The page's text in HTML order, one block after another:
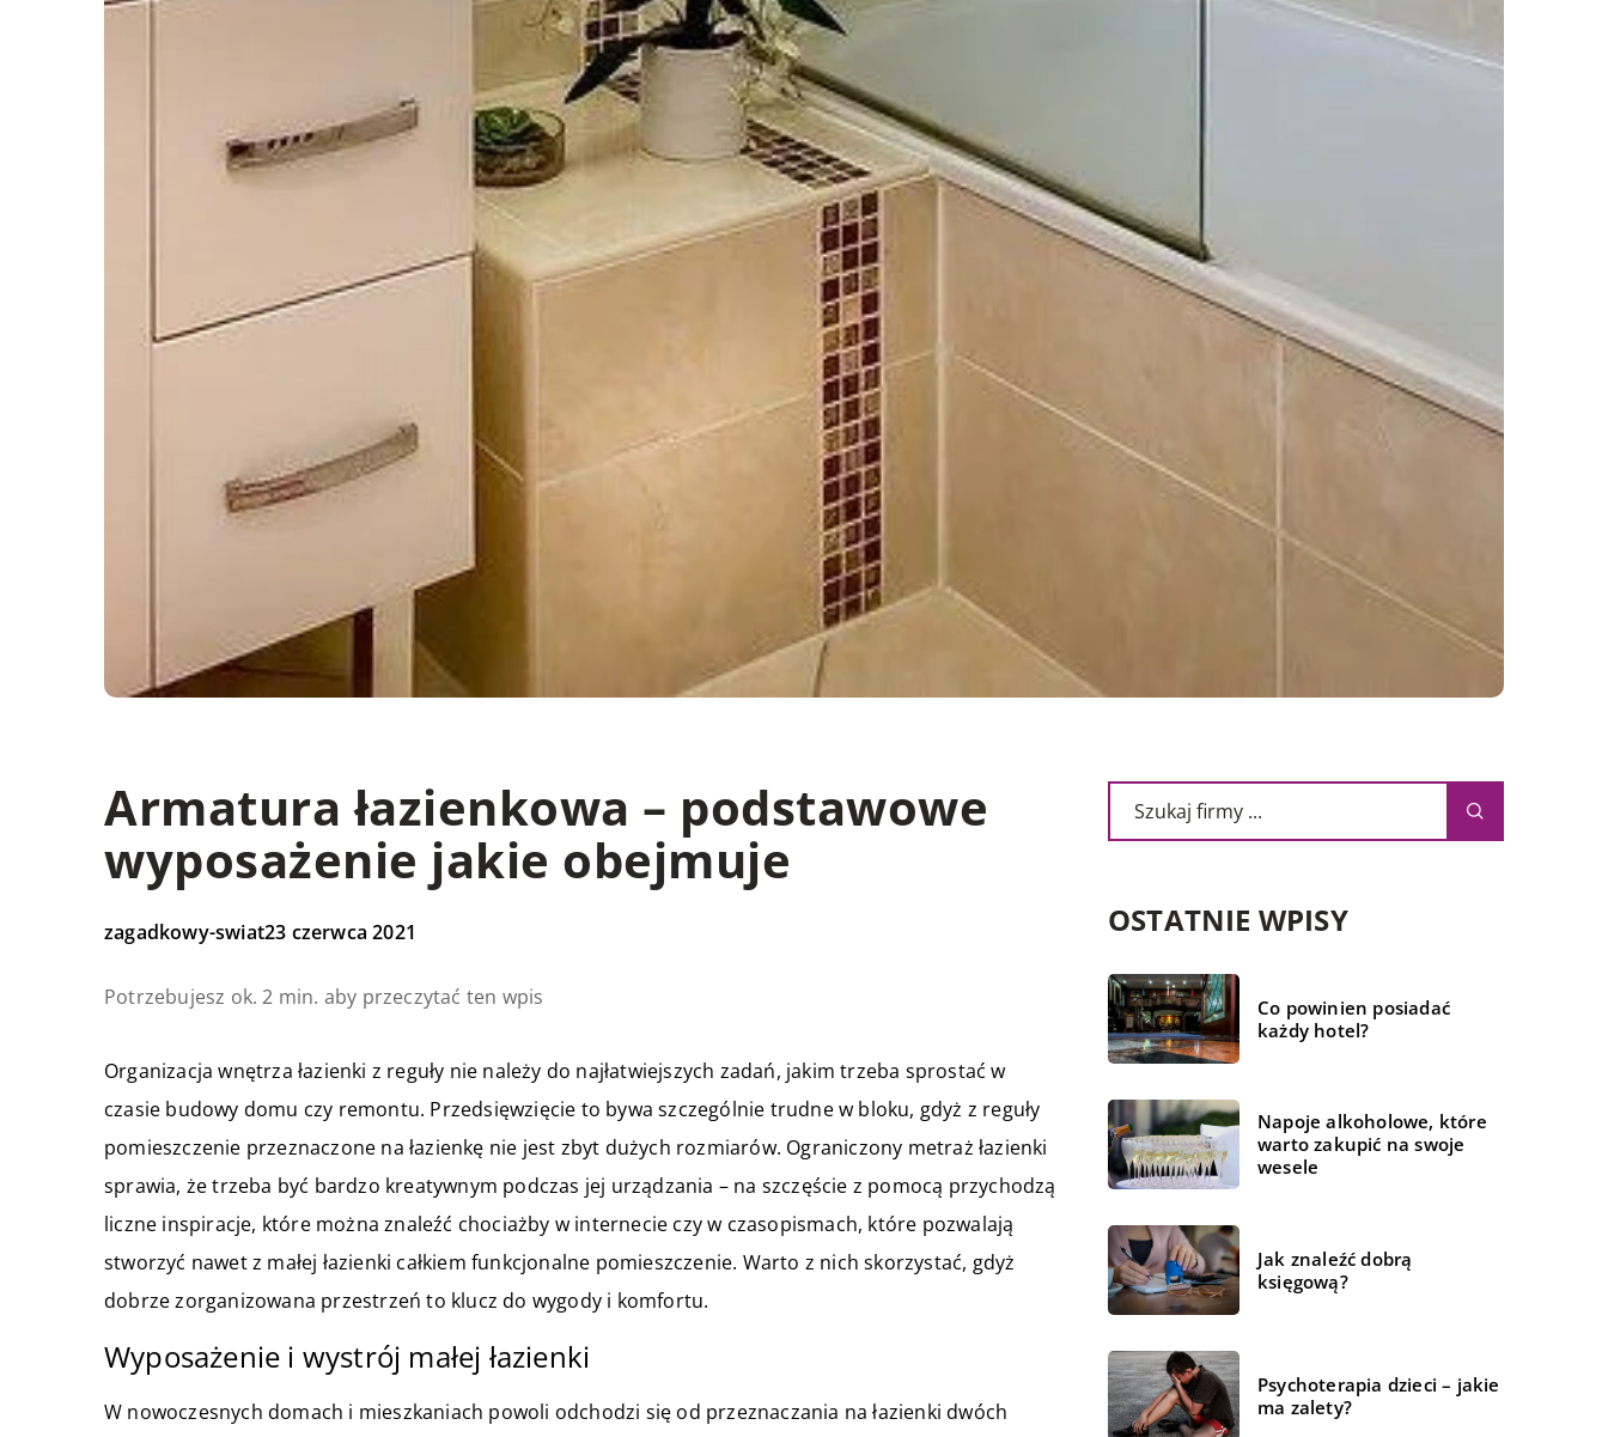
Armatura łazienkowa – podstawowe
wyposażenie jakie obejmuje
zagadkowy-swiat23 czerwca 2021
Potrzebujesz ok. 2 min. aby przeczytać ten wpis
Organizacja wnętrza łazienki z reguły nie należy do najłatwiejszych zadań, jakim trzeba sprostać w
czasie budowy domu czy remontu. Przedsięwzięcie to bywa szczególnie trudne w bloku, gdyż z reguły
pomieszczenie przeznaczone na łazienkę nie jest zbyt dużych rozmiarów. Ograniczony metraż łazienki
sprawia, że trzeba być bardzo kreatywnym podczas jej urządzania – na szczęście z pomocą przychodzą
liczne inspiracje, które można znaleźć chociażby w internecie czy w czasopismach, które pozwalają
stworzyć nawet z małej łazienki całkiem funkcjonalne pomieszczenie. Warto z nich skorzystać, gdyż
dobrze zorganizowana przestrzeń to klucz do wygody i komfortu.
Wyposażenie i wystrój małej łazienki
W nowoczesnych domach i mieszkaniach powoli odchodzi się od przeznaczania na łazienki dwóch
OSTATNIE WPISY
Co powinien posiadać
każdy hotel?
Napoje alkoholowe, które
warto zakupić na swoje
wesele
Jak znaleźć dobrą
księgową?
Psychoterapia dzieci – jakie
ma zalety?